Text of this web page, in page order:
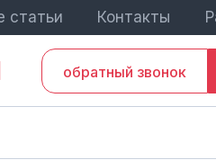
статьи Контакты
обратный звонок